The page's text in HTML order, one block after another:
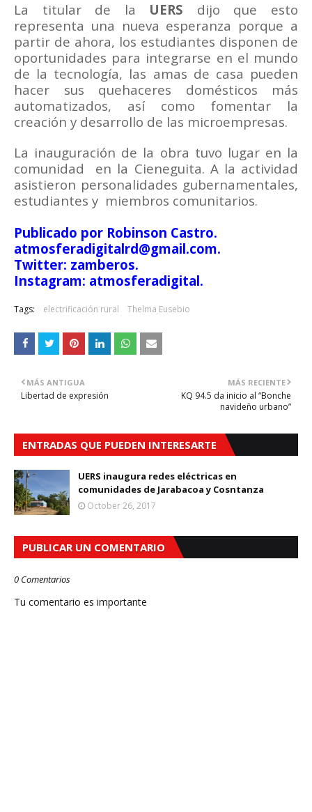
La titular de la UERS dijo que esto
representa una nueva esperanza porque a
partir de ahora, los estudiantes disponen de
oportunidades para integrarse en el mundo
de la tecnología, las amas de casa pueden
hacer sus quehaceres domésticos más
automatizados, así como fomentar la
creación y desarrollo de las microempresas.
La inauguración de la obra tuvo lugar en la
comunidad en la Cieneguita. A la actividad
asistieron personalidades gubernamentales,
estudiantes y miembros comunitarios.
Publicado por Robinson Castro.
atmosferadigitalrd@gmail.com.
Twitter: zamberos.
Instagram: atmosferadigital.
Tags: electrificación rural Thelma Eusebio
MÁS RECIENTE
KQ 94.5 da inicio al “Bonche
navideño urbano”
MÁS ANTIGUA
Libertad de expresión
ENTRADAS QUE PUEDEN INTERESARTE
UERS inaugura redes eléctricas en
comunidades de Jarabacoa y Cosntanza
October 26, 2017
PUBLICAR UN COMENTARIO
0 Comentarios
Tu comentario es importante